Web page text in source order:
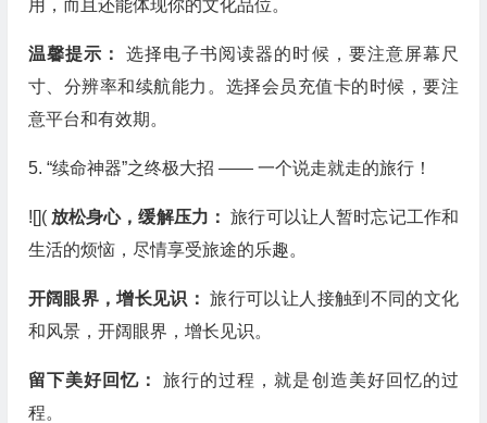
用，而且还能体现你的文化品位。
温馨提示： 选择电子书阅读器的时候，要注意屏幕尺
寸、分辨率和续航能力。选择会员充值卡的时候，要注
意平台和有效期。
5. “续命神器”之终极大招 —— 一个说走就走的旅行！
![]( 放松身心，缓解压力：旅行可以让人暂时忘记工作和
生活的烦恼，尽情享受旅途的乐趣。
开阔眼界，增长见识：旅行可以让人接触到不同的文化
和风景，开阔眼界，增长见识。
留下美好回忆：旅行的过程，就是创造美好回忆的过
程。